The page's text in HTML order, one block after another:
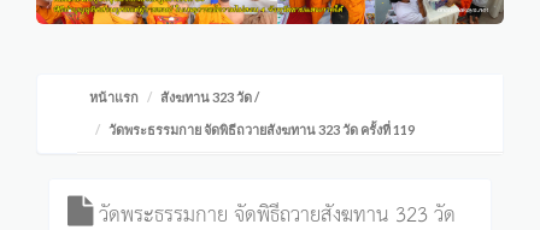
หน้าแรก สังฆทาน 323 วัด/
วัดพระธรรมกาย จัดพิธีถวายสังฆทาน 323 วัด ครั้งที่ 119
วัดพระธรรมกาย จัดพิธีถวายสังฆทาน 323 วัด